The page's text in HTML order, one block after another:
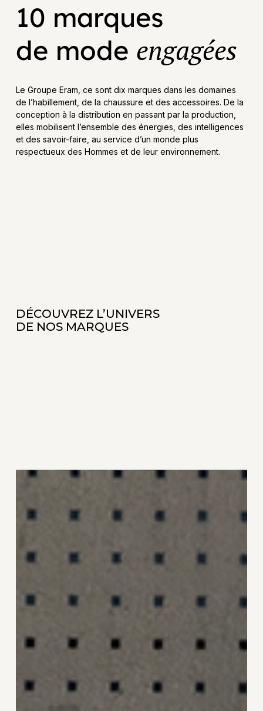
10 marques
de mode engagées
Le Groupe Eram, ce sont dix marques dans les domaines
de l’habillement, de la chaussure et des accessoires. De la
conception à la distribution en passant par la production,
elles mobilisent l’ensemble des énergies, des intelligences
et des savoir-faire, au service d’un monde plus
respectueux des Hommes et de leur environnement.
DÉCOUVREZ L’UNIVERS
DE NOS MARQUES